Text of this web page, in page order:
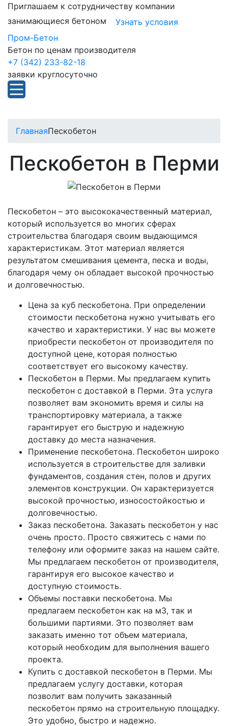
Приглашаем к сотрудничеству компании
занимающиеся бетоном
Узнать условия
Пром-Бетон
Бетон по ценам производителя
+7 (342) 233-82-18
заявки круглосуточно
ГлавнаяПескобетон
Пескобетон в Перми
Пескобетон – это высококачественный материал,
который используется во многих сферах
строительства благодаря своим выдающимся
характеристикам. Этот материал является
результатом смешивания цемента, песка и воды,
благодаря чему он обладает высокой прочностью
и долговечностью.
Цена за куб пескобетона. При определении
стоимости пескобетона нужно учитывать его
качество и характеристики. У нас вы можете
приобрести пескобетон от производителя по
доступной цене, которая полностью
соответствует его высокому качеству.
Пескобетон в Перми. Мы предлагаем купить
пескобетон с доставкой в Перми. Эта услуга
позволяет вам экономить время и силы на
транспортировку материала, а также
гарантирует его быструю и надежную
доставку до места назначения.
Применение пескобетона. Пескобетон широко
используется в строительстве для заливки
фундаментов, создания стен, полов и других
элементов конструкции. Он характеризуется
высокой прочностью, износостойкостью и
долговечностью.
Заказ пескобетона. Заказать пескобетон у нас
очень просто. Просто свяжитесь с нами по
телефону или оформите заказ на нашем сайте.
Мы предлагаем пескобетон от производителя,
гарантируя его высокое качество и
доступную стоимость.
Объемы поставки пескобетона. Мы
предлагаем пескобетон как на м3, так и
большими партиями. Это позволяет вам
заказать именно тот объем материала,
который необходим для выполнения вашего
проекта.
Купить с доставкой пескобетон в Перми. Мы
предлагаем услугу доставки, которая
позволит вам получить заказанный
пескобетон прямо на строительную площадку.
Это удобно, быстро и надежно.